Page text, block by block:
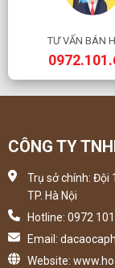
TƯ VẤN BÁN
CÔNG TY
Trụ sở chính: Đội
TP. Hà Nội
Hotline: 0972
Email:
Website: